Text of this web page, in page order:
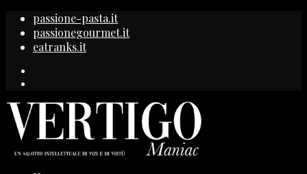
passione-pasta.it
passionegourmet.it
eatranks.it